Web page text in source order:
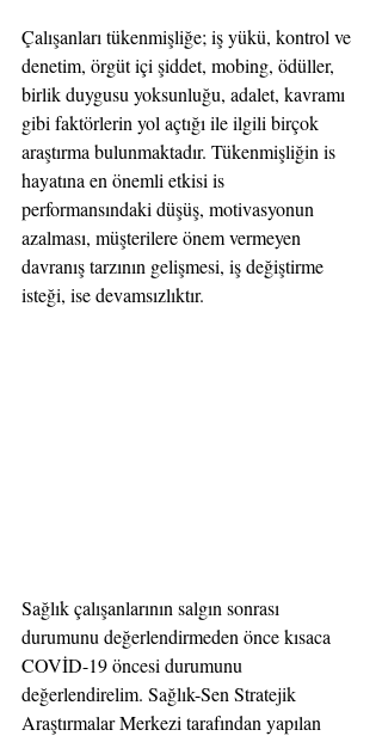
Çalışanları tükenmişliğe; iş yükü, kontrol ve
denetim, örgüt içi şiddet, mobing, ödüller,
birlik duygusu yoksunluğu, adalet, kavramı
gibi faktörlerin yol açtığı ile ilgili birçok
araştırma bulunmaktadır. Tükenmişliğin is
hayatına en önemli etkisi is
performansındaki düşüş, motivasyonun
azalması, müşterilere önem vermeyen
davranış tarzının gelişmesi, iş değiştirme
isteği, ise devamsızlıktır.
Sağlık çalışanlarının salgın sonrası
durumunu değerlendirmeden önce kısaca
COVİD-19 öncesi durumunu
değerlendirelim. Sağlık-Sen Stratejik
Araştırmalar Merkezi tarafından yapılan